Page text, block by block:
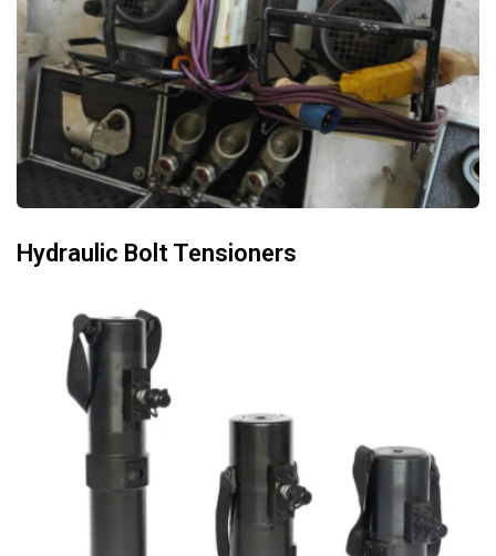
Hydraulic Bolt Tensioners